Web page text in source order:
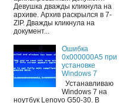
Девушка дважды кликнула на
архиве. Архив раскрылся в 7-
ZIP. Дважды кликнула на
документ...
Ошибка
0x000000A5 при
установке
Windows 7
Устанавливаю
Windows 7 на
ноутбук Lenovo G50-30. В